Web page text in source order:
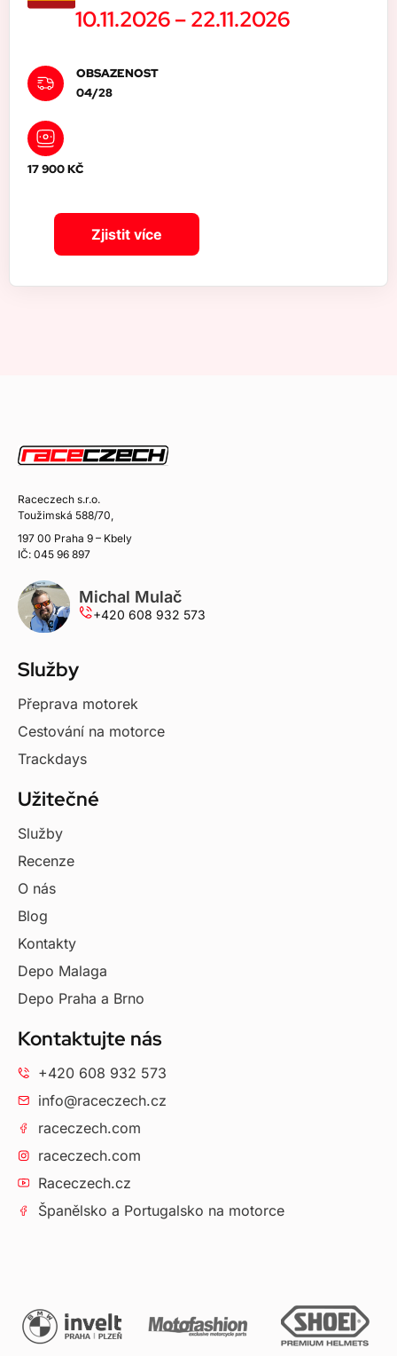
10.11.2026 –22.11.2026
OBSAZENOST
04/28
17 900 KČ
Zjistit více
Raceczech s.r.o.
Toužimská 588/70,
197 00 Praha 9 – Kbely
IČ: 045 96 897
Michal Mulač
+420 608 932 573
Služby
Přeprava motorek
Cestování na motorce
Trackdays
Užitečné
Služby
Recenze
O nás
Blog
Kontakty
Depo Malaga
Depo Praha a Brno
Kontaktujte nás
+420 608 932 573
info@raceczech.cz
raceczech.com
raceczech.com
Raceczech.cz
Španělsko a Portugalsko na motorce